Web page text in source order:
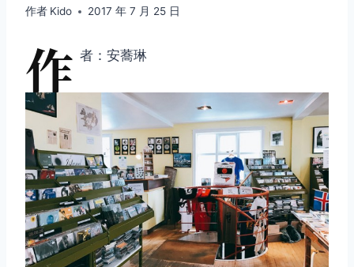
作者 Kido 2017 年 7 月 25 日
作 者：安蕎琳